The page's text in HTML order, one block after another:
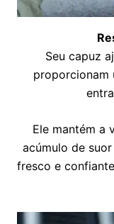
Seu capuz
proporcionam
Ele mantém a
acúmulo de
fresco e